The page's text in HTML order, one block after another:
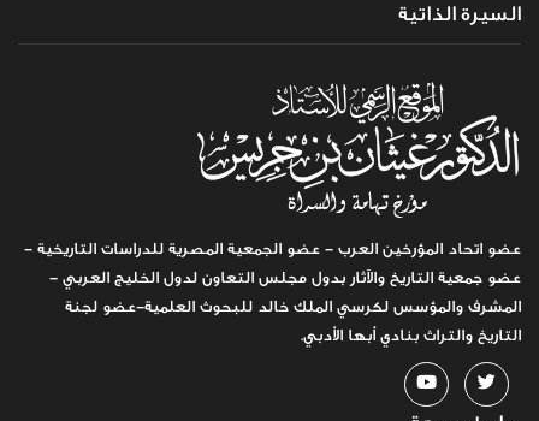
السيرة الذاتية
عضو اتحاد المؤرخين العرب - عضو الجمعية المصرية للدراسات التاريخية -
عضو جمعية التاريخ والآثار بدول مجلس التعاون لدول الخليج العربي -
المشرف والمؤسس لكرسي الملك خالد للبحوث العلمية-عضو لجنة
التاريخ والتراث بنادي أبها الأدبي.